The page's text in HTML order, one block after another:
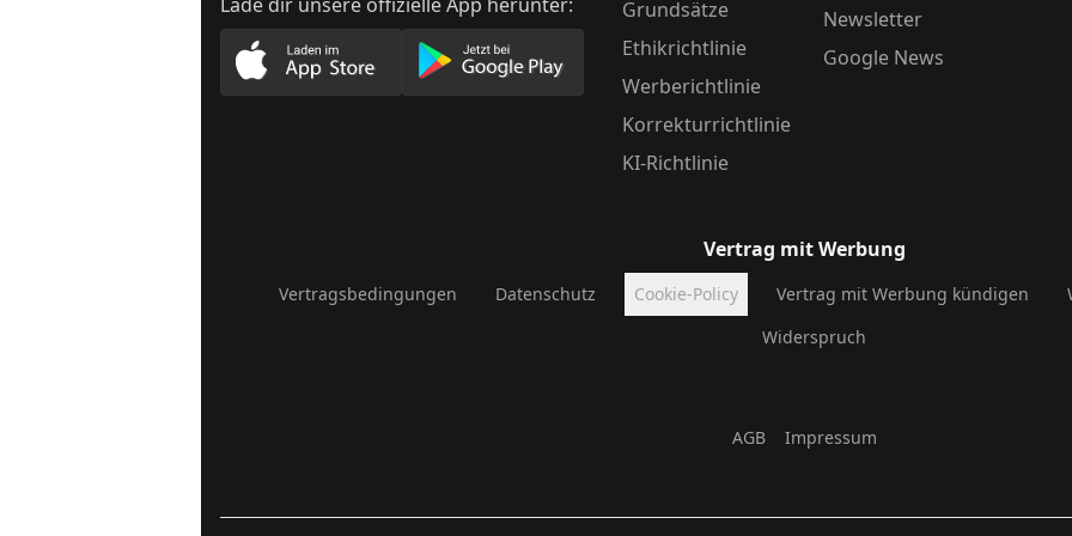
Lade unsere App im AppStore herunterLade unsere App im PlayStore herunter
Grundsätze
Ethikrichtlinie
Werberichtlinie
Korrekturrichtlinie
KI-Richtlinie
Newsletter
Google News
Vertrag mit Werbung
Vertragsbedingungen Datenschutz Cookie-Policy Vertrag mit Werbung kündigen
Widerspruch
AGB Impressum